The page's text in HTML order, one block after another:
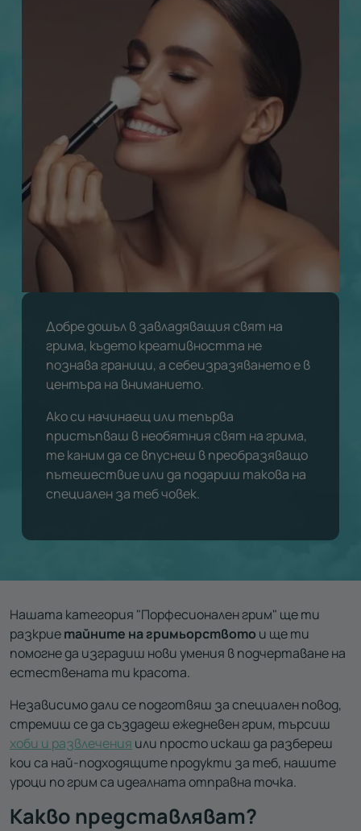
Добре дошъл в завладяващия свят на
грима, където креативността не
познава граници, а себеизразяването е в
центъра на вниманието.
Ако си начинаещ или тепърва
пристъпваш в необятния свят на грима,
те каним да се впуснеш в преобразяващо
пътешествие или да подариш такова на
специален за теб човек.
Нашата категория "Порфесионален грим" ще ти
разкриетайните на гримьорството и ще ти
помогне да изградиш нови умения в подчертаване на
естествената ти красота.
Независимо дали се подготвяш за специален повод,
стремиш се да създадеш ежедневен грим, търсиш
хоби и развлечения или просто искаш да разбереш
кои са най-подходящите продукти за теб, нашите
уроци по грим са идеалната отправна точка.
Какво представляват?